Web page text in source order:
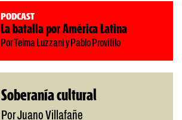
Podcast
La batalla por América Latina
Por Telma Luzzani y Pablo Provitilo
Soberanía cultural
Por Juano Villafañe